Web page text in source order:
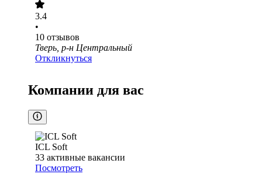
3.4
•
10 отзывов
Тверь, р-н Центральный
Откликнуться
Компании для вас
ICL Soft
33 активные вакансии
Посмотреть